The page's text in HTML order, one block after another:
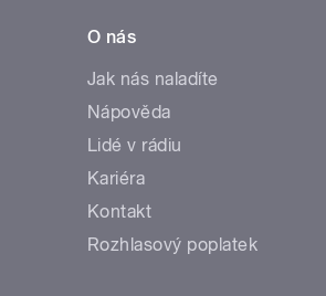
O nás
Jak nás naladíte
Nápověda
Lidé v rádiu
Kariéra
Kontakt
Rozhlasový poplatek